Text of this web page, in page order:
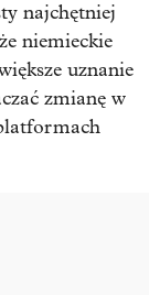
najchętniej
niemieckie
uznanie
zmianę w